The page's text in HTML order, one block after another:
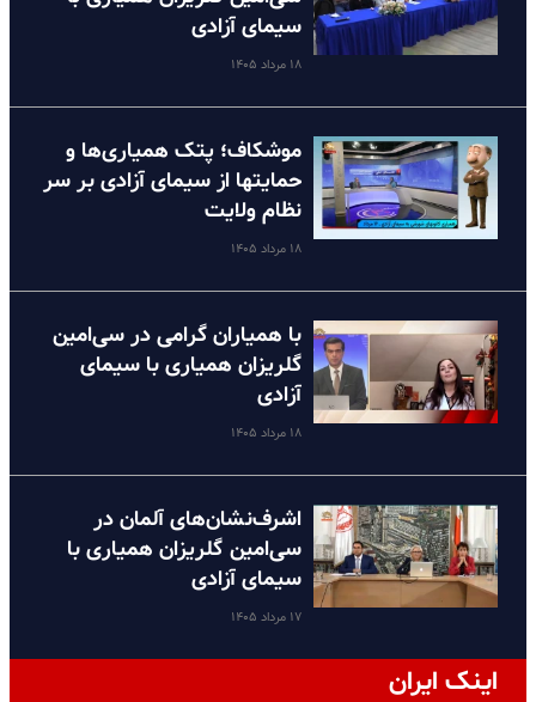
سیمای آزادی
۱۸ مرداد ۱۴۰۵
موشکاف؛ پتک همیاری‌ها و
حمایتها از سیمای آزادی بر سر
نظام ولایت
۱۸ مرداد ۱۴۰۵
با همیاران گرامی در سی‌امین
گلریزان همیاری با سیمای
آزادی
۱۸ مرداد ۱۴۰۵
اشرف‌نشان‌های آلمان در
سی‌امین گلریزان همیاری با
سیمای آزادی
۱۷ مرداد ۱۴۰۵
اینک ایران